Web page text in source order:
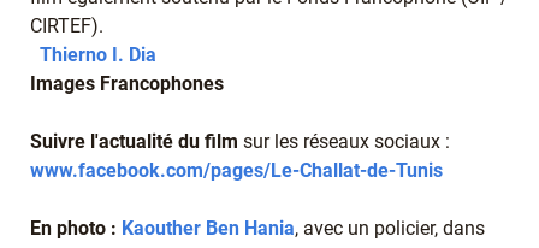
CIRTEF).
Thierno I. Dia
Images Francophones
Suivre l'actualité du film sur les réseaux sociaux :
www.facebook.com/pages/Le-Challat-de-Tunis
En photo : Kaouther Ben Hania, avec un policier, dans